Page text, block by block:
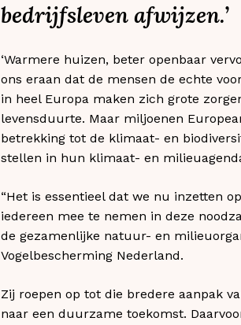
bedrijfsleven afwijzen.’
‘Warmere huizen, beter openbaar
ons eraan dat de mensen de echte
in heel Europa maken zich grote
levensduurte. Maar miljoenen
betrekking tot de klimaat- en
stellen in hun klimaat- en
“Het is essentieel dat we nu inzetten
iedereen mee te nemen in deze
de gezamenlijke natuur- en
Vogelbescherming Nederland.
Zij roepen op tot die bredere aanpak
naar een duurzame toekomst.